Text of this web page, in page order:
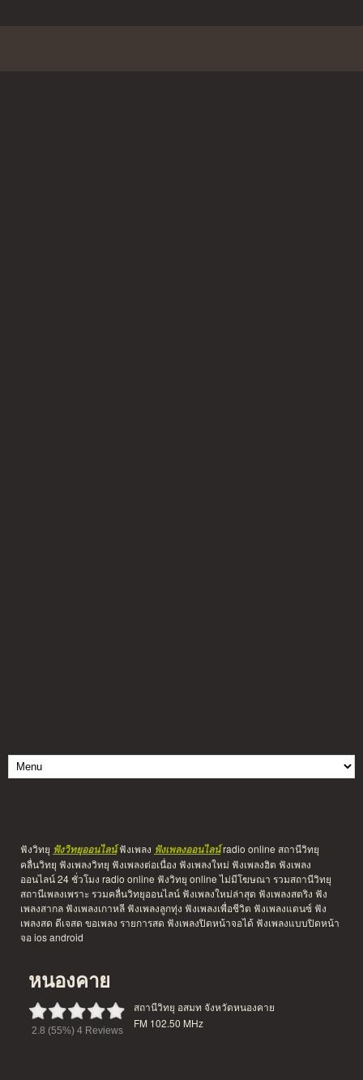
ฟังวิทยุ ฟังวิทยุออนไลน์ฟังเพลง ฟังเพลงออนไลน์radio online สถานีวิทยุ
คลื่นวิทยุ ฟังเพลงวิทยุ ฟังเพลงต่อเนื่อง ฟังเพลงใหม่ ฟังเพลงฮิต ฟังเพลง
ออนไลน์ 24 ชั่วโมง radio online ฟังวิทยุ online ไม่มีโฆษณา รวมสถานีวิทยุ
สถานีเพลงเพราะ รวมคลื่นวิทยุออนไลน์ ฟังเพลงใหม่ล่าสุด ฟังเพลงสตริง ฟัง
เพลงสากล ฟังเพลงเกาหลี ฟังเพลงลูกทุ่ง ฟังเพลงเพื่อชีวิต ฟังเพลงแดนซ์ ฟัง
เพลงสด ดีเจสด ขอเพลง รายการสด ฟังเพลงปิดหน้าจอได้ ฟังเพลงแบบปิดหน้า
จอ ios android
หนองคาย
2.8 (55%) 4Reviews
สถานีวิทยุ อสมท จังหวัดหนองคาย
FM 102.50 MHz